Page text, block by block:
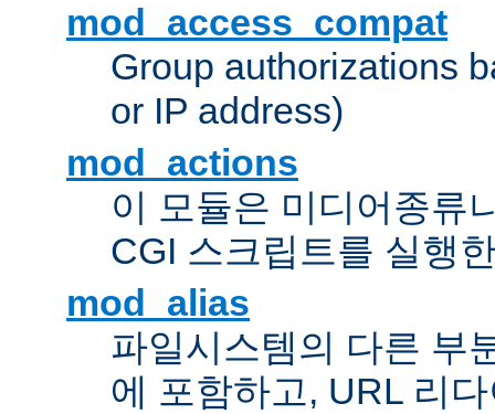
mod_access_compat
Group authorizations
or IP address)
mod_actions
이 모듈은 미디어종류
CGI 스크립트를 실행
mod_alias
파일시스템의 다른 부
에 포함하고, URL 리